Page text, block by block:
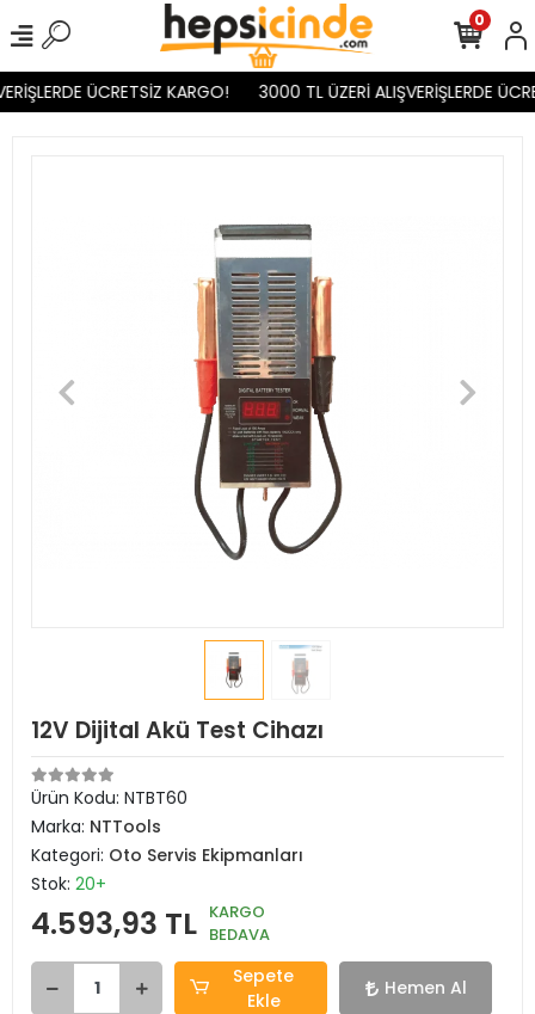
ÜCRETSİZ KARGO! 3000 TL ÜZERİ ALIŞVERİŞLERDE
0
12V Dijital Akü Test Cihazı
Ürün Kodu: NTBT60
Marka: NTTools
Kategori: Oto Servis Ekipmanları
Stok: 20+
4.593,93 TL KARGO
BEDAVA
Sepete
Ekle
Hemen Al